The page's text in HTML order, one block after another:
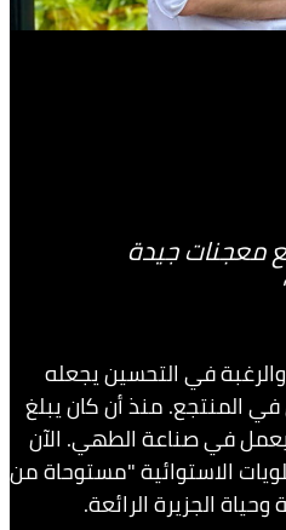
والرغبة في التحسين يجعله
المنتجع. منذ أن كان يبلغ
، كان يعمل في صناعة الطهي. الآن
الاستوائية "مستوحاة من
الجزيرة الرائعة.
معجنات جيدة